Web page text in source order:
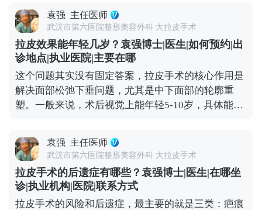
结“会不会不自然”，而是找正规机构和有经验的医
生。好的拉皮效果，应该是别人觉得你年轻了，但说
不出哪里变了，这才是理想的状态。 想知道更多关于
MCR复合提升术的问题，可以去官方媒体平台（公众
号、百家号、小红薯）预约面诊，详细了解。
多余的松弛皮肤。整个过程是让组织在稳定的位置上
重新贴合，效果很扎实，根本不会出现所谓的“反
弹”，更不会加速衰老。 真正会让人觉得“反弹快、老
得更快”的，其实是“假拉皮”——只单纯拉紧表面皮
肤，不处理深层组织。这种手术的效果本身就不持
久，很快就会再次下垂，自然会给人一种“越做越
松”的错觉。 其实拉皮更像是给衰老进程按了一次“暂
停键”，甚至能轻微“倒回”一小段。术后你的组织会
也就是说，之后你会一直比同龄人看起来更紧致、更
年轻。 当然了，拉皮也不是一劳永逸的。术后还是要
注意日常保养，比如做好皮肤护理、控制夸张表情、
保持健康作息。毕竟手术主要解决的是“下垂”问题，
而皱纹、肤质这些细节，还需要靠日常维护来配合。
袁强 主任医师
武汉市第六医院整形美容外科 大拉皮手术
拉皮效果能年轻几岁？袁强博士|医生|如何预约|出
诊地点|执业医院|主要在哪
这个问题其实没有固定答案，拉皮手术的核心作用是
解决面部松弛下垂问题，尤其是中下面部的轮廓重
塑。一般来说，术后视觉上能年轻5-10岁，具体能年
手术方案的精准设计。 举个例子，之前有位50岁的求
美者，她皮肤弹性还不错，就是组织下垂明显，下颌
线模糊。做完拉皮手术后，下垂的组织复位了，下颌
线变得清晰紧致，看起来就像40出头，效果很直观。
但大家要清楚，拉皮不是“换脸”，它不会改变你的五
官基础，也不可能让你直接变回20岁。 它更像是给下
袁强 主任医师
武汉市第六医院整形美容外科 大拉皮手术
拉皮手术的后遗症有哪些？袁强博士|医生|在哪坐
诊|执业机构|医院|联系方式
拉皮手术的风险和后遗症，最主要的就是三类：疤痕